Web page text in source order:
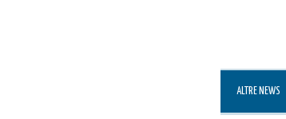
ALTRE NEWS